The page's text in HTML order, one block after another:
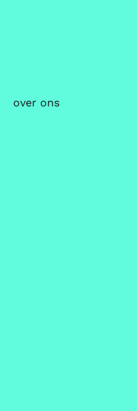
over ons